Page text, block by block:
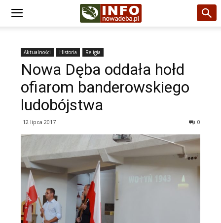
Aktualności Historia Religia
Nowa Dęba oddała hołd
ofiarom banderowskiego
ludobójstwa
12 lipca 2017 0